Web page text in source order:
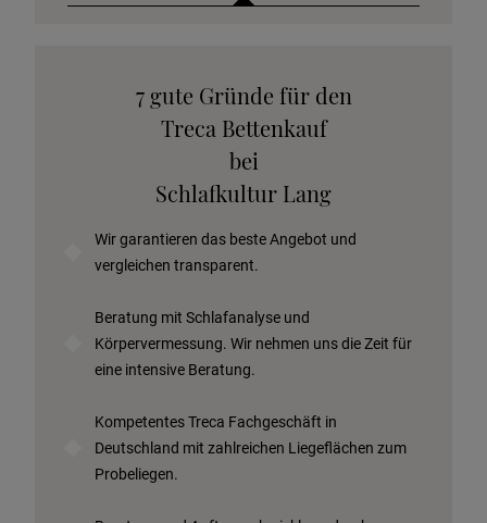
Stoffkollektion anfordern
Telefonische Beratung anfordern
Angebot anfordern
Probeschlafen im Hotel
7 gute Gründe für den
Treca Bettenkauf
bei
Schlafkultur Lang
Wir garantieren das beste Angebot und
vergleichen transparent.
Beratung mit Schlafanalyse und
Körpervermessung. Wir nehmen uns die Zeit für
eine intensive Beratung.
Kompetentes Treca Fachgeschäft in
Deutschland mit zahlreichen Liegeflächen zum
Probeliegen.